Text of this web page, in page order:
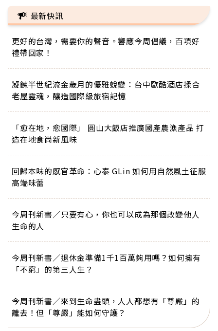
最新快訊
更好的台灣，需要你的聲音。響應今周倡議，百項好
禮帶回家！
凝鍊半世紀流金歲月的優雅蛻變：台中歐酷酒店揉合
老屋靈魂，釀造國際級旅宿記憶
「愈在地，愈國際」 圓山大飯店推廣國產農漁產品 打
造在地食尚新風味
回歸本味的感官革命：心泰 GLin 如何用自然風土征服
高端味蕾
今周刊新書／只要有心，你也可以成為那個改變他人
生命的人
今周刊新書／退休金準備1千1百萬夠用嗎？如何擁有
「不窮」的第三人生？
今周刊新書／來到生命盡頭，人人都想有「尊嚴」的
離去！但「尊嚴」能如何守護？